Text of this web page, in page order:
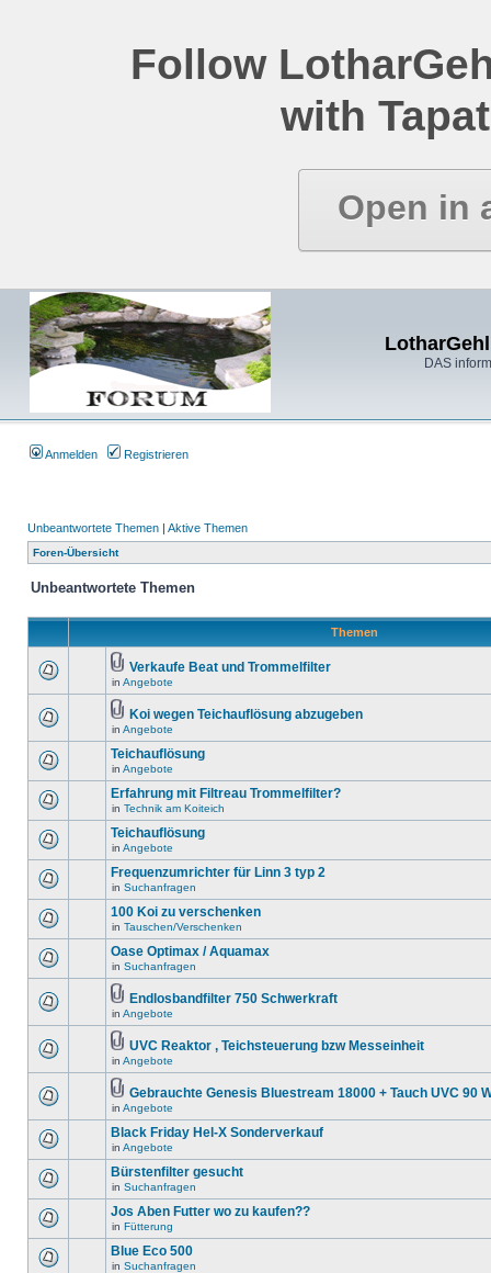
Follow
with
Open in
DAS
Anmelden Registrieren
Unbeantwortete Themen | Aktive Themen
Foren-Übersicht
Unbeantwortete Themen
Themen
Verkaufe Beat und Trommelfilter
in Angebote
Koi wegen Teichauflösung abzugeben
in Angebote
Teichauflösung
in Angebote
Erfahrung mit Filtreau Trommelfilter?
in Technik am Koiteich
Teichauflösung
in Angebote
Frequenzumrichter für Linn 3 typ 2
in Suchanfragen
100 Koi zu verschenken
in Tauschen/Verschenken
Oase Optimax / Aquamax
in Suchanfragen
Endlosbandfilter 750 Schwerkraft
in Angebote
UVC Reaktor , Teichsteuerung bzw Messeinheit
in Angebote
Gebrauchte Genesis Bluestream 18000 + Tauch UVC 90
in Angebote
Black Friday Hel-X Sonderverkauf
in Angebote
Bürstenfilter gesucht
in Suchanfragen
Jos Aben Futter wo zu kaufen??
in Fütterung
Blue Eco 500
in Suchanfragen